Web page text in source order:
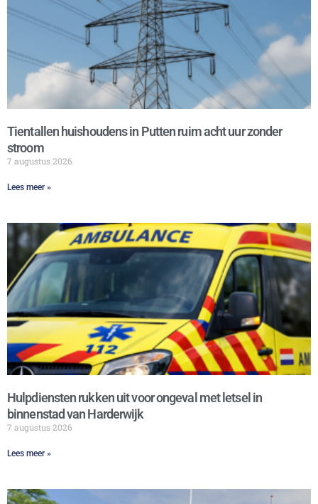
Tientallen huishoudens in Putten ruim acht uur zonder
stroom
7 augustus 2026
Lees meer »
Hulpdiensten rukken uit voor ongeval met letsel in
binnenstad van Harderwijk
7 augustus 2026
Lees meer »